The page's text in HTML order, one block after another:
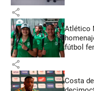
share
Atlético
fútbol
share
Costa